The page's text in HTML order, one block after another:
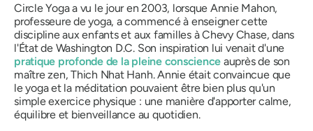
Circle Yoga a vu le jour en 2003, lorsque Annie Mahon,
professeure de yoga, a commencé à enseigner cette
discipline aux enfants et aux familles à Chevy Chase, dans
l'État de Washington D.C. Son inspiration lui venait d'une
pratique profonde de la pleine conscience auprès de son
maître zen, Thich Nhat Hanh. Annie était convaincue que
le yoga et la méditation pouvaient être bien plus qu'un
simple exercice physique : une manière d'apporter calme,
équilibre et bienveillance au quotidien.